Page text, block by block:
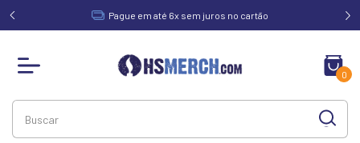
de Pague em até 6x sem juros no cartão
0